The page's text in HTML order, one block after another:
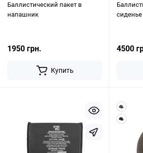
Баллистический пакет в
напашник
1950 грн.
Купить
сиденье
4500